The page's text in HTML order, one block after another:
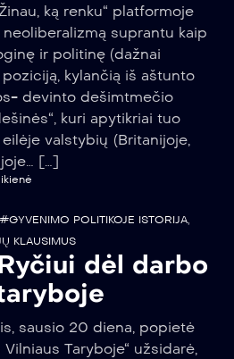
ką renku“ platformoje
suprantu kaip
ir politinę (dažnai
kylančią iš aštunto
devinto dešimtmečio
kuri apytikriai tuo
valstybių (Britanijoje,
[…]
#GYVENIMO POLITIKOJE ISTORIJA,
KLAUSIMUS
dėl darbo
sausio 20 diena, popietė
Taryboje“ užsidarė,